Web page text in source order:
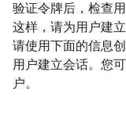
验证令牌后，检查
这样，请为用户建
请使用下面的信息
用户建立会话。您
户。